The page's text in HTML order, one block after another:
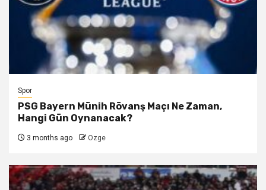
Spor
PSG Bayern Münih Rövanş Maçı Ne Zaman,
Hangi Gün Oynanacak?
3 months ago Ozge